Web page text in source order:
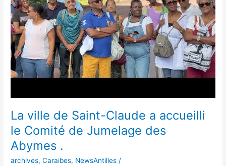
La ville de Saint-Claude a accueilli
le Comité de Jumelage des
Abymes .
archives,Caraibes, NewsAntilles /
a
accueilli
le
Comité
de
Jumelage
des